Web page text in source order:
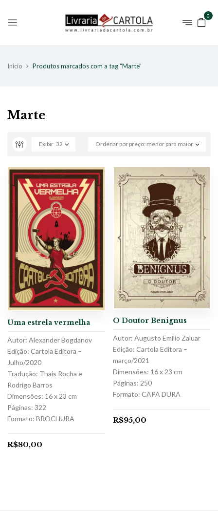
0
Início Produtos marcados com a tag “Marte”
Marte
Ordenar por preço: menor para maior
Exibir 32
Uma estrela vermelha
Autor: Alexander Bogdanov
Edição: Cartola Editora –
Julho/2020
Tradução: Thais Rocha e
Rodrigo Barros
Dimensões: 16 x 23 cm
Páginas: 322
Formato: BROCHURA
R$80,00
O Doutor Benignus
Autor: Augusto Emílio Zaluar
Edição: Cartola Editora –
março/2021
Dimensões: 16 x 23 cm
Páginas: 250
Formato: CAPA DURA
R$95,00